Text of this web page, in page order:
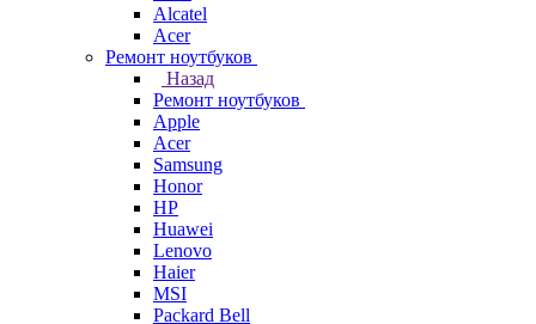
Alcatel
Acer
Ремонт ноутбуков
Назад
Ремонт ноутбуков
Apple
Acer
Samsung
Honor
HP
Huawei
Lenovo
Haier
MSI
Packard Bell